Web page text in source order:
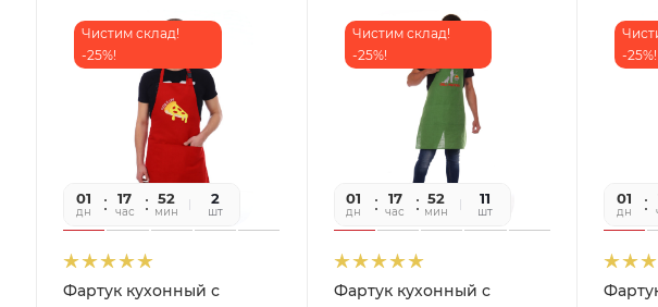
Чистим склад!
-25%!
01
дн
17
час
52
мин
40
сек
2
шт
Фартук кухонный с
Чистим склад!
-25%!
01
дн
17
час
52
мин
40
сек
11
шт
Фартук кухонный с
-25%!
01
дн